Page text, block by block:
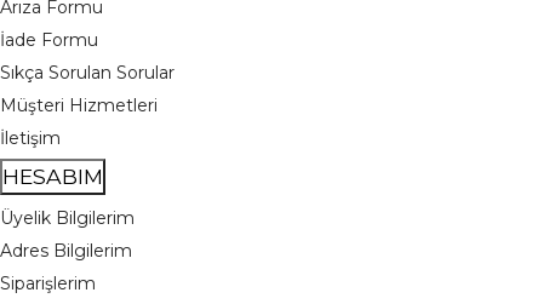
Arıza Formu
İade Formu
Sıkça Sorulan Sorular
Müşteri Hizmetleri
İletişim
HESABIM
Üyelik Bilgilerim
Adres Bilgilerim
Siparişlerim